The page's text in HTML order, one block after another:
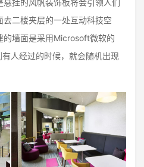
二楼夹层的一处互动科技空
的墙面是采用Microsoft微软的
人经过的时候，就会随机出现